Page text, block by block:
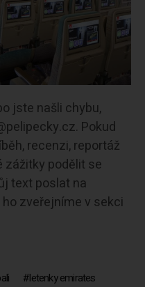
jste našli chybu,
Pokud
recenzi, reportáž
zážitky podělit se
text poslat na
zveřejníme v sekci
letenky emirates